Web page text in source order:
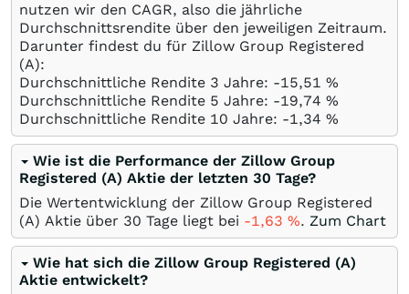
nutzen wir den CAGR, also die jährliche
Durchschnittsrendite über den jeweiligen Zeitraum.
Darunter findest du für Zillow Group Registered
(A):
Durchschnittliche Rendite 3 Jahre: -15,51 %
Durchschnittliche Rendite 5 Jahre: -19,74 %
Durchschnittliche Rendite 10 Jahre: -1,34 %
Wie ist die Performance der Zillow Group
Registered (A) Aktie der letzten 30 Tage?
Die Wertentwicklung der Zillow Group Registered
(A) Aktie über 30 Tage liegt bei -1,63 %. Zum Chart
Wie hat sich die Zillow Group Registered (A)
Aktie entwickelt?